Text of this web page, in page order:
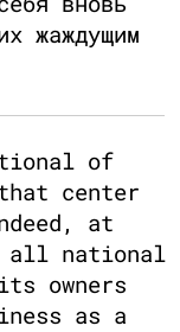
жаждущим
of
center
at
national
owners
as a